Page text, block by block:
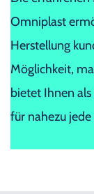
Omniplast
Herstellung
Möglichkeit,
bietet Ihnen
für nahezu